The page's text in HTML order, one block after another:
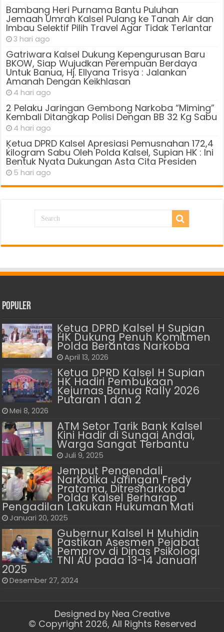
Bambang Heri Purnama Bantu Puluhan
Jemaah Umrah Kalsel Pulang ke Tanah Air dan
Imbau Selektif Pilih Travel Agar Tidak Terlantar
3 hari ago
Gatriwara Kalsel Dukung Kepengurusan Baru
BKOW, Siap Wujudkan Perempuan Berdaya
Untuk Banua, Hj. Ellyana Trisya : Jalankan
Amanah Dengan Keikhlasan
4 hari ago
2 Pelaku Jaringan Gembong Narkoba “Miming”
Kembali Ditangkap Polisi Dengan BB 32 Kg Sabu
4 hari ago
Ķetua DPRD Kalsel Apresiasi Pemusnahan 172,4
kilogram Sabu Oleh Polda Kalsel, Supian HK : Ini
Bentuk Nyata Dukungan Asta Cita Presiden
5 hari ago
Populer
Ķetua DPRD Kalsel H Supian
HK Dukung Penuh Komitmen
Polda Berantas Narkoba
April 13, 2026
Ketua DPRD Kalsel H Supian
HK Hadiri Pembukaan
Kejurnas Banua Rally 2026
Putaran 1 dan 2
Mei 8, 2026
ATM Setor Tarik Bank Kalsel
Kini Hadir di Sungai Andai,
Warga Sangat Terbantu
Juli 9, 2025
Jemput Pengendali
Narkotika Jaringan Fredy
Pratama, Ditresnarkoba
Polda Kalsel Berharap
Pengadilan Lakukan Hukuman Mati
Januari 20, 2025
Gubernur Kalsel H Muhidin
Pastikan Asesmen Pejabat
Pemprov di Dinas Psikologi
TNI AU pada 13-14 Januari
2025
Desember 27, 2024
Designed by Nea Creative
© Copyright 2026, All Rights Reserved